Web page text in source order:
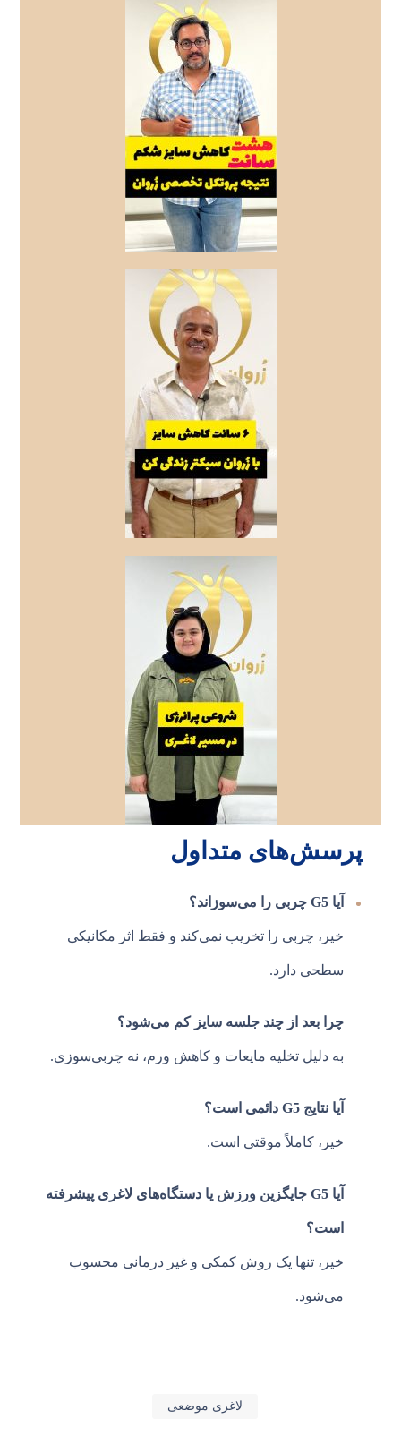
پرسش‌های متداول
آیا G5 چربی را می‌سوزاند؟
خیر، چربی را تخریب نمی‌کند و فقط اثر مکانیکی
سطحی دارد.
چرا بعد از چند جلسه سایز کم می‌شود؟
به دلیل تخلیه مایعات و کاهش ورم، نه چربی‌سوزی.
آیا نتایج G5 دائمی است؟
خیر، کاملاً موقتی است.
آیا G5 جایگزین ورزش یا دستگاه‌های لاغری پیشرفته
است؟
خیر، تنها یک روش کمکی و غیر درمانی محسوب
می‌شود.
لاغری موضعی